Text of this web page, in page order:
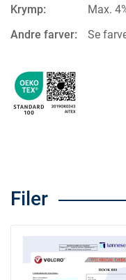
Krymp:
Max.
Andre farver:
Se
Filer